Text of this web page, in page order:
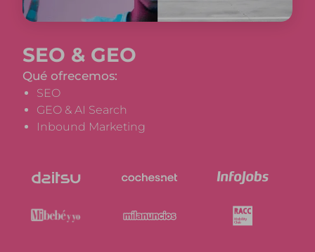
SEO & GEO
Qué ofrecemos:
SEO
GEO & AI Search
Inbound Marketing